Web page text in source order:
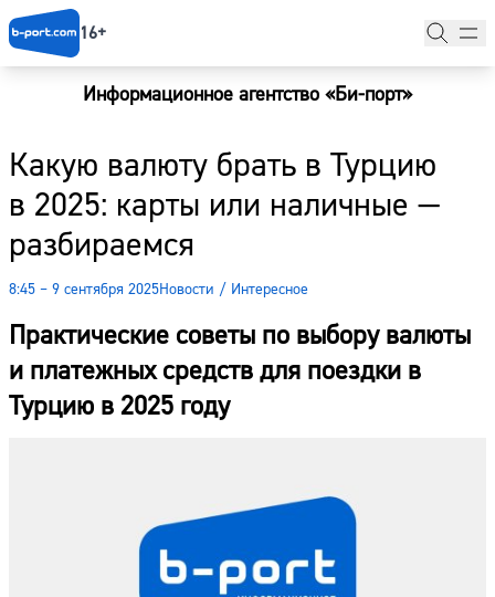
16+
Информационное агентство «Би-порт»
Какую валюту брать в Турцию
в 2025: карты или наличные —
разбираемся
8:45 – 9 сентября 2025Новости / Интересное
Практические советы по выбору валюты
и платежных средств для поездки в
Турцию в 2025 году
Новости
Наши гости
Фоторепортажи
Погода
Курсы валют